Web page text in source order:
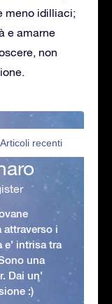
meno idilliaci;
e amarne
non
Articoli recenti
attraverso i
e' intrisa tra
una
Dai un'
:)